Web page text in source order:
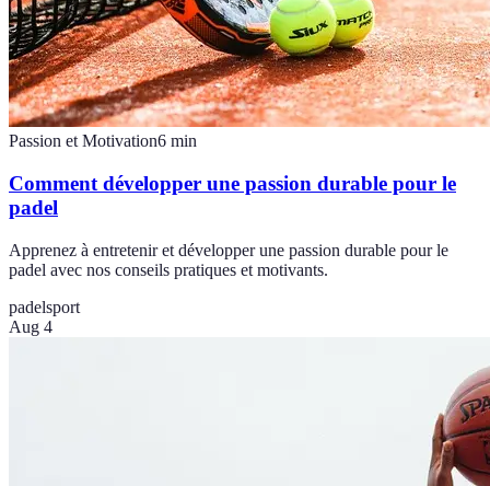
Passion et Motivation6 min
Comment développer une passion durable pour le
padel
Apprenez à entretenir et développer une passion durable pour le
padel avec nos conseils pratiques et motivants.
padelsport
Aug 4